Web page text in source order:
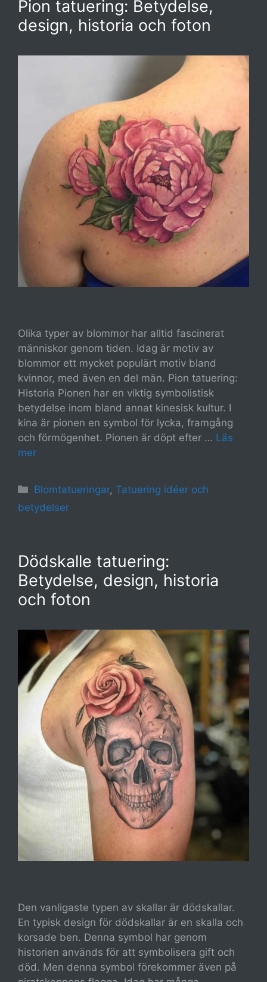
Pion tatuering: Betydelse,
design, historia och foton
Olika typer av blommor har alltid fascinerat
människor genom tiden. Idag är motiv av
blommor ett mycket populärt motiv bland
kvinnor, med även en del män. Pion tatuering:
Historia Pionen har en viktig symbolistisk
betydelse inom bland annat kinesisk kultur. I
kina är pionen en symbol för lycka, framgång
och förmögenhet. Pionen är döpt efter … Läs
mer
Kategorier
Blomtatueringar, Tatuering idéer och
betydelser
Dödskalle tatuering:
Betydelse, design, historia
och foton
Den vanligaste typen av skallar är dödskallar.
En typisk design för dödskallar är en skalla och
korsade ben. Denna symbol har genom
historien används för att symbolisera gift och
död. Men denna symbol förekommer även på